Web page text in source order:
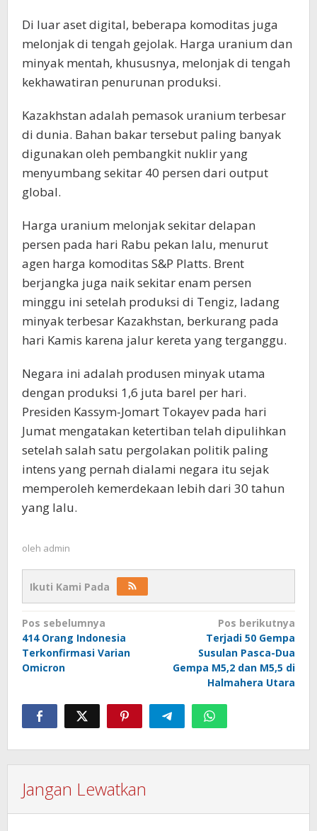
Di luar aset digital, beberapa komoditas juga
melonjak di tengah gejolak. Harga uranium dan
minyak mentah, khususnya, melonjak di tengah
kekhawatiran penurunan produksi.
Kazakhstan adalah pemasok uranium terbesar
di dunia. Bahan bakar tersebut paling banyak
digunakan oleh pembangkit nuklir yang
menyumbang sekitar 40 persen dari output
global.
Harga uranium melonjak sekitar delapan
persen pada hari Rabu pekan lalu, menurut
agen harga komoditas S&P Platts. Brent
berjangka juga naik sekitar enam persen
minggu ini setelah produksi di Tengiz, ladang
minyak terbesar Kazakhstan, berkurang pada
hari Kamis karena jalur kereta yang terganggu.
Negara ini adalah produsen minyak utama
dengan produksi 1,6 juta barel per hari.
Presiden Kassym-Jomart Tokayev pada hari
Jumat mengatakan ketertiban telah dipulihkan
setelah salah satu pergolakan politik paling
intens yang pernah dialami negara itu sejak
memperoleh kemerdekaan lebih dari 30 tahun
yang lalu.
oleh admin
Ikuti Kami Pada
Navigasi
pos
Pos sebelumnya
414 Orang Indonesia
Terkonfirmasi Varian
Omicron
Pos berikutnya
Terjadi 50 Gempa
Susulan Pasca-Dua
Gempa M5,2 dan M5,5 di
Halmahera Utara
Jangan Lewatkan